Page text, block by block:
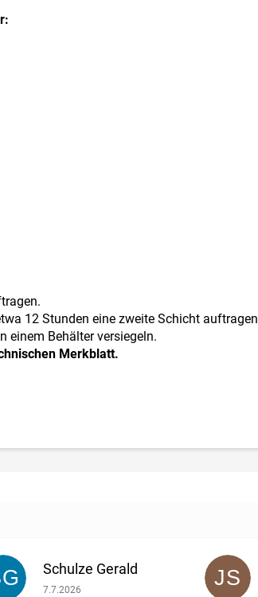
12 Stunden eine zweite Schicht
einem Behälter versiegeln.
Merkblatt.
Schulze Gerald
Die Shop-Bewertung beträgt 5 von 5 Sternen.
7.7.2026 JS